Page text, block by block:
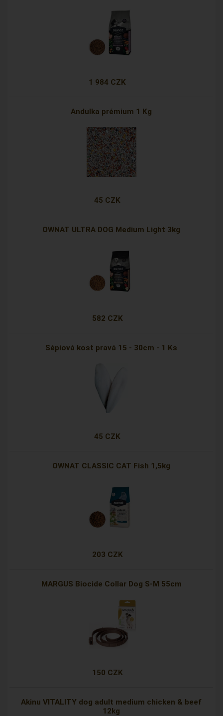
1 984 CZK
Andulka prémium 1 Kg
45 CZK
OWNAT ULTRA DOG Medium Light 3kg
582 CZK
Sépiová kost pravá 15 - 30cm - 1 Ks
45 CZK
OWNAT CLASSIC CAT Fish 1,5kg
203 CZK
MARGUS Biocide Collar Dog S-M 55cm
150 CZK
Akinu VITALITY dog adult medium chicken & beef
12kg